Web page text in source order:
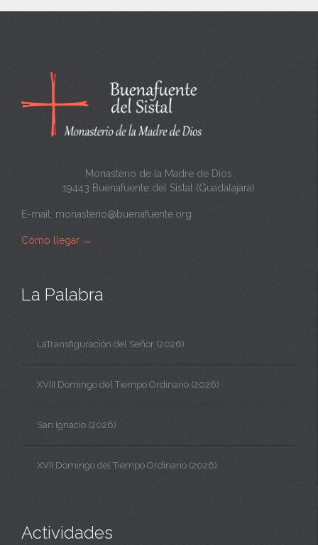
n
a
Monasterio de la Madre de Dios
19443 Buenafuente del Sistal (Guadalajara)
E-mail: monasterio@buenafuente.org
Cómo llegar →
La Palabra
LaTransfiguración del Señor (2026)
XVIII Domingo del Tiempo Ordinario (2026)
San Ignacio (2026)
XVII Domingo del Tiempo Ordinario (2026)
Actividades